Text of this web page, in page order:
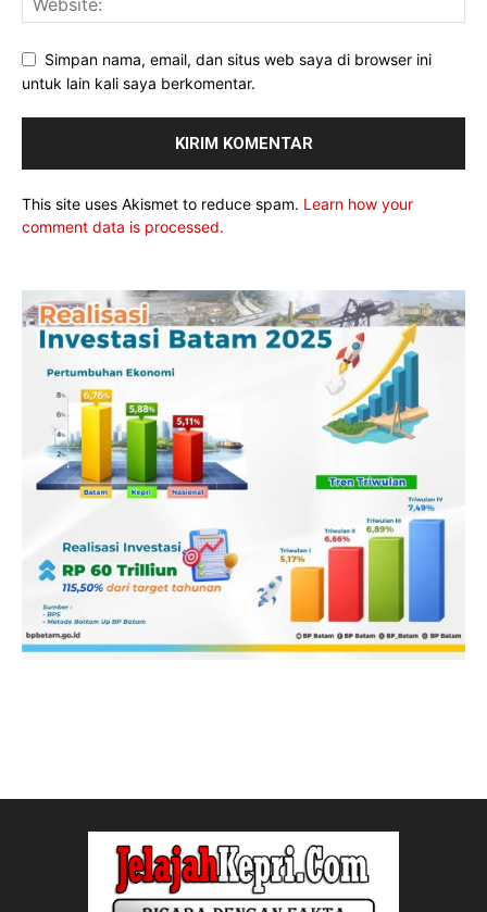
Simpan nama, email, dan situs web saya di browser ini
untuk lain kali saya berkomentar.
This site uses Akismet to reduce spam. Learn how your
comment data is processed.